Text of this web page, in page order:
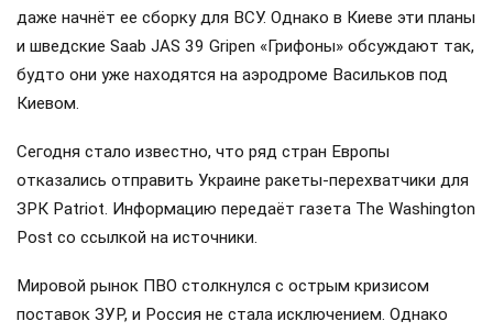
даже начнёт ее сборку для ВСУ. Однако в Киеве эти планы
и шведские Saab JAS 39 Gripen «Грифоны» обсуждают так,
будто они уже находятся на аэродроме Васильков под
Киевом.
Сегодня стало известно, что ряд стран Европы
отказались отправить Украине ракеты-перехватчики для
ЗРК Patriot. Информацию передаёт газета The Washington
Post со ссылкой на источники.
Мировой рынок ПВО столкнулся с острым кризисом
поставок ЗУР, и Россия не стала исключением. Однако